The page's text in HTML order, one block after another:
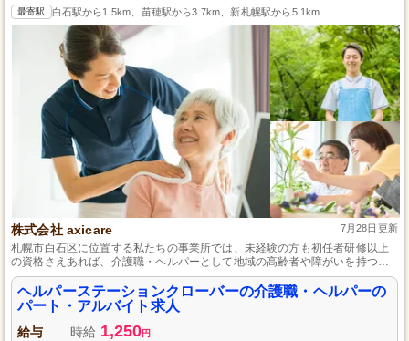
最寄駅 白石駅から1.5km、苗穂駅から3.7km、新札幌駅から5.1km
株式会社 axicare 7月28日更新
札幌市白石区に位置する私たちの事業所では、未経験の方も初任者研修以上
の資格さえあれば、介護職・ヘルパーとして地域の高齢者や障がいを持つ
方々のサポートに携わることができます。様々な研修と充実したサポート体
制により、安心してスキルアップしながら人々の生活を豊かにするやりがい
のある仕事に挑戦できる環境を整えています。ライフスタイルに合わせた柔
軟な勤務シフトで私生活とのバランスも保ちやすく、健康サポートも万全で
す。
ヘルパーステーションクローバーの介護職・ヘルパーの
パート・アルバイト求人
給与 時給 1,250円